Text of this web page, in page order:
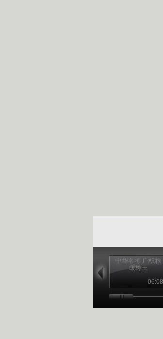
中华名将 广积粮
缓称王
06:08